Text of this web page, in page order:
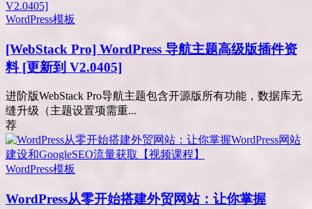
WordPress模板
[WebStack Pro] WordPress 导航主题高级版插件资
料 [更新到 V2.0405]
进阶版WebStack Pro导航主题包含开源版所有功能，数据库无
缝升级（主题设置项需重...
荐
WordPress模板
WordPress从零开始搭建外贸网站：让你掌握